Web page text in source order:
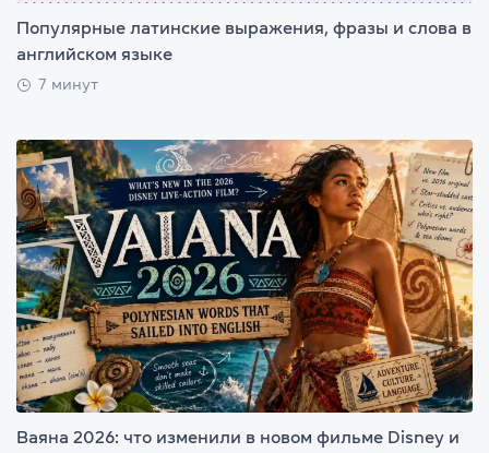
Популярные латинские выражения, фразы и слова в
английском языке
7 минут
Ваяна 2026: что изменили в новом фильме Disney и